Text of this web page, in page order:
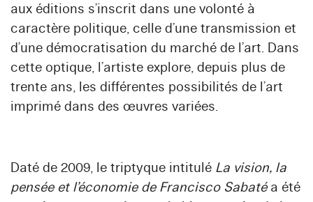
aux éditions s’inscrit dans une volonté à
caractère politique, celle d’une transmission et
d’une démocratisation du marché de l’art. Dans
cette optique, l’artiste explore, depuis plus de
trente ans, les différentes possibilités de l’art
imprimé dans des œuvres variées.
Daté de 2009, le triptyque intitulé La vision, la
pensée et l’économie de Francisco Sabatéa été